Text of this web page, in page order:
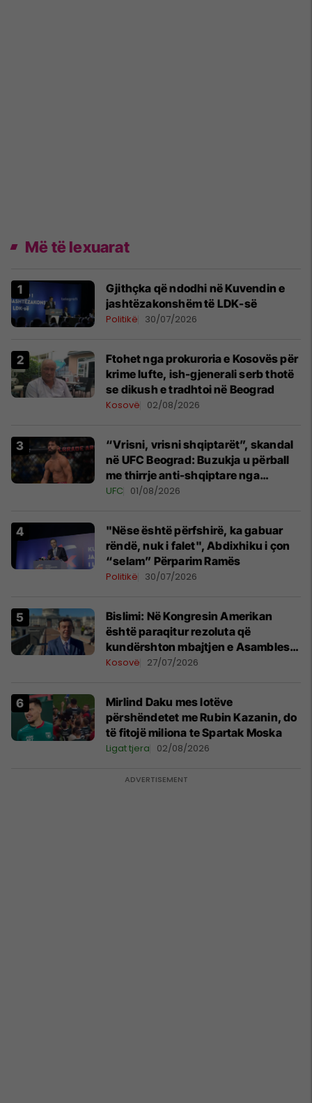
Më të lexuarat
Gjithçka që ndodhi në Kuvendin e
jashtëzakonshëm të LDK-së
Politikë 30/07/2026
Ftohet nga prokuroria e Kosovës për
krime lufte, ish-gjenerali serb thotë
se dikush e tradhtoi në Beograd
Kosovë 02/08/2026
“Vrisni, vrisni shqiptarët”, skandal
në UFC Beograd: Buzukja u përball
me thirrje anti-shqiptare nga
tribunat
UFC 01/08/2026
"Nëse është përfshirë, ka gabuar
rëndë, nuk i falet", Abdixhiku i çon
“selam” Përparim Ramës
Politikë 30/07/2026
Bislimi: Në Kongresin Amerikan
është paraqitur rezoluta që
kundërshton mbajtjen e Asamblesë
Parlamentare të OSBE-së në
Kosovë 27/07/2026
Mirlind Daku mes lotëve
përshëndetet me Rubin Kazanin, do
të fitojë miliona te Spartak Moska
Ligat tjera 02/08/2026